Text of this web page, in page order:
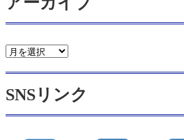
ア
イ
SNSリンク